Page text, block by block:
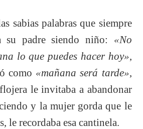
sabias palabras que siempre
su padre siendo niño: «No
lo que puedes hacer hoy»,
como «mañana será tarde»,
le invitaba a abandonar
y la mujer gorda que le
le recordaba esa cantinela.